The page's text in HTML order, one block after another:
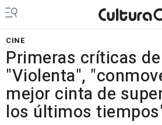
CINE
Primeras críticas
"Violenta",
mejor cinta de
los últimos